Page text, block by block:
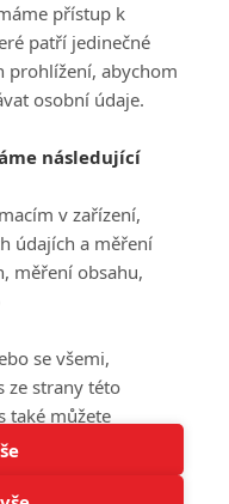
PŘIHLÁSIT
REGISTROVAT
serialy@fandimefilmu.cz
napište nám na e-mail
cookies |Pravidla webu
/ All rights reserved /
přístup k
patří jedinečné
prohlížení, abychom
osobní údaje.
následující
v zařízení,
údajích a měření
měření obsahu,
se všemi,
ze strany této
také můžete
vám na stránce
funkce.